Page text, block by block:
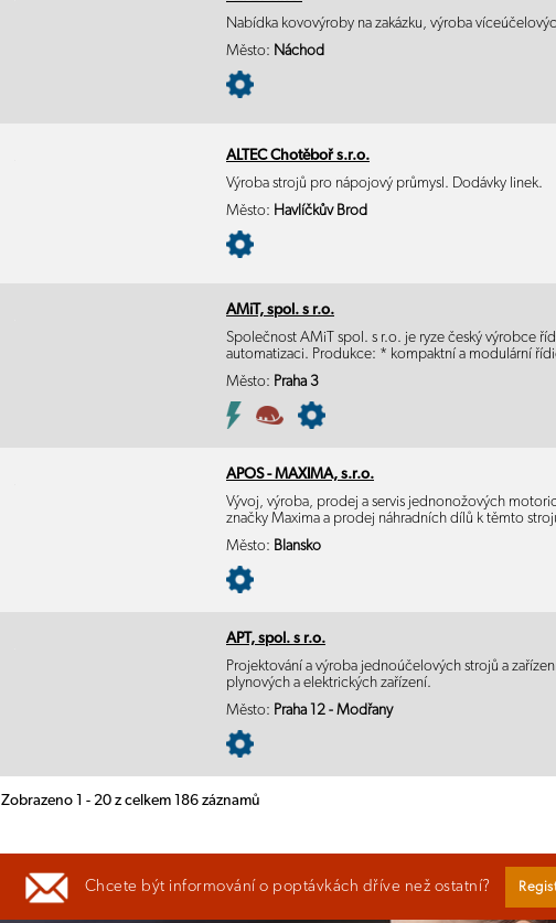
Nabídka kovovýroby na zakázku, výroba
Město: Náchod
ALTEC Chotěboř s.r.o.
Výroba strojů pro nápojový průmysl. Dodávky linek.
Město: Havlíčkův Brod
AMiT, spol. s r.o.
Společnost AMiT spol. s r.o. je ryze český výrobce
automatizaci. Produkce: * kompaktní a modulární
Město: Praha 3
APOS - MAXIMA, s.r.o.
Vývoj, výroba, prodej a servis jednonožových
značky Maxima a prodej náhradních dílů k těmto
Město: Blansko
APT, spol. s r.o.
Projektování a výroba jednoúčelových strojů a
plynových a elektrických zařízení.
Město: Praha 12 - Modřany
Zobrazeno 1 - 20 z celkem 186 záznamů
Chcete být informování o poptávkách dříve než ostatní?